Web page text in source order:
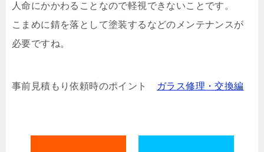
人命にかかわることなので軽視できないことです。
こまめに錆を落として塗装するなどのメンテナンスが
必要ですね。
事前見積もり依頼時のポイント ガラス修理・交換編